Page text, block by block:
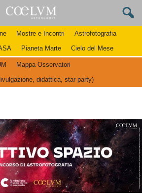
Mostre e Incontri
Astrofotografia
Pianeta Marte Cielo del Mese
Mappa Osservatori
didattica, star party)